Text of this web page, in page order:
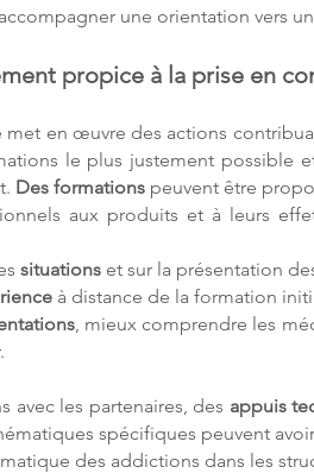
une orientation vers
propice à la prise en
en œuvre des actions
le plus justement
Des formations peuvent être
aux produits et à leurs
situations et sur la présentation
à distance de la formation
, mieux comprendre les
avec les partenaires, des appuis
spécifiques peuvent
des addictions dans les